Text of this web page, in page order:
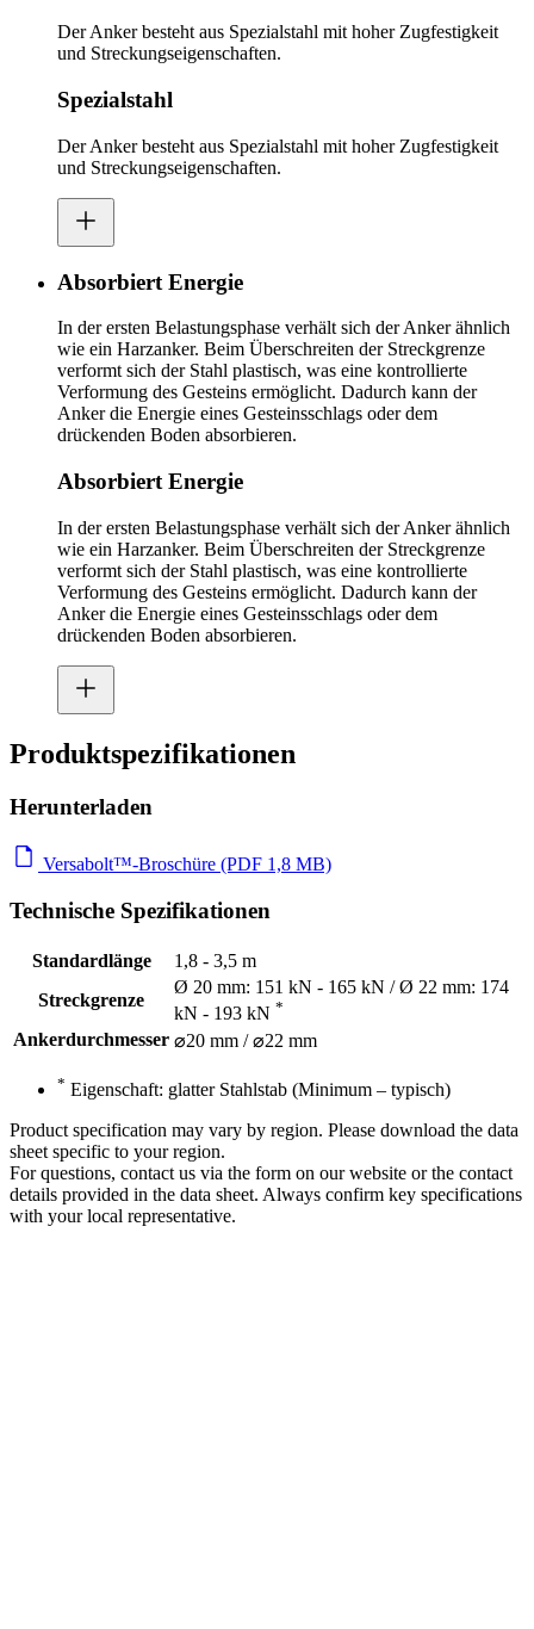
Der Anker besteht aus Spezialstahl mit hoher Zugfestigkeit
und Streckungseigenschaften.
Spezialstahl
Der Anker besteht aus Spezialstahl mit hoher Zugfestigkeit
und Streckungseigenschaften.
Absorbiert Energie
In der ersten Belastungsphase verhält sich der Anker ähnlich
wie ein Harzanker. Beim Überschreiten der Streckgrenze
verformt sich der Stahl plastisch, was eine kontrollierte
Verformung des Gesteins ermöglicht. Dadurch kann der
Anker die Energie eines Gesteinsschlags oder dem
drückenden Boden absorbieren.
Absorbiert Energie
In der ersten Belastungsphase verhält sich der Anker ähnlich
wie ein Harzanker. Beim Überschreiten der Streckgrenze
verformt sich der Stahl plastisch, was eine kontrollierte
Verformung des Gesteins ermöglicht. Dadurch kann der
Anker die Energie eines Gesteinsschlags oder dem
drückenden Boden absorbieren.
Produktspezifikationen
Herunterladen
Versabolt™-Broschüre (PDF 1,8 MB)
Technische Spezifikationen
Standardlänge
1,8 - 3,5 m
Streckgrenze
Ø 20 mm: 151 kN - 165 kN / Ø 22 mm: 174
kN - 193 kN *
Ankerdurchmesser ⌀20 mm / ⌀22 mm
* Eigenschaft: glatter Stahlstab (Minimum – typisch)
Product specification may vary by region. Please download the data
sheet specific to your region.
For questions, contact us via the form on our website or the contact
details provided in the data sheet. Always confirm key specifications
with your local representative.